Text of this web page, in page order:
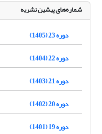
شماره‌های پیشین نشریه
دوره 23 (1405)
دوره 22 (1404)
دوره 21 (1403)
دوره 20 (1402)
دوره 19 (1401)